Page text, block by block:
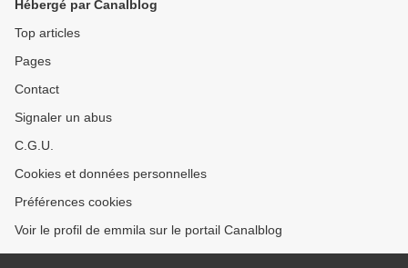
Hébergé par Canalblog
Top articles
Pages
Contact
Signaler un abus
C.G.U.
Cookies et données personnelles
Préférences cookies
Voir le profil de emmila sur le portail Canalblog